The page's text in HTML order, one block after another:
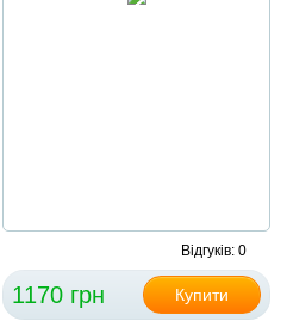
Відгуків: 0
1170 грн Купити